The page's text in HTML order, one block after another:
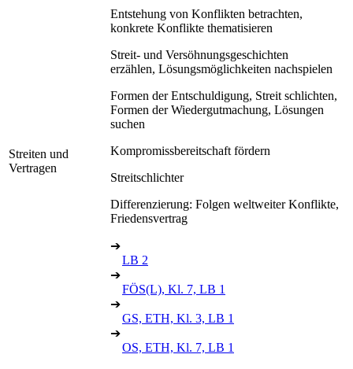
Streiten und
Vertragen
Entstehung von Konflikten betrachten,
konkrete Konflikte thematisieren
Streit- und Versöhnungsgeschichten
erzählen, Lösungsmöglichkeiten nachspielen
Formen der Entschuldigung, Streit schlichten,
Formen der Wiedergutmachung, Lösungen
suchen
Kompromissbereitschaft fördern
Streitschlichter
Differenzierung: Folgen weltweiter Konflikte,
Friedensvertrag
➔
LB 2
➔
FÖS(L), Kl. 7, LB 1
➔
GS, ETH, Kl. 3, LB 1
➔
OS, ETH, Kl. 7, LB 1